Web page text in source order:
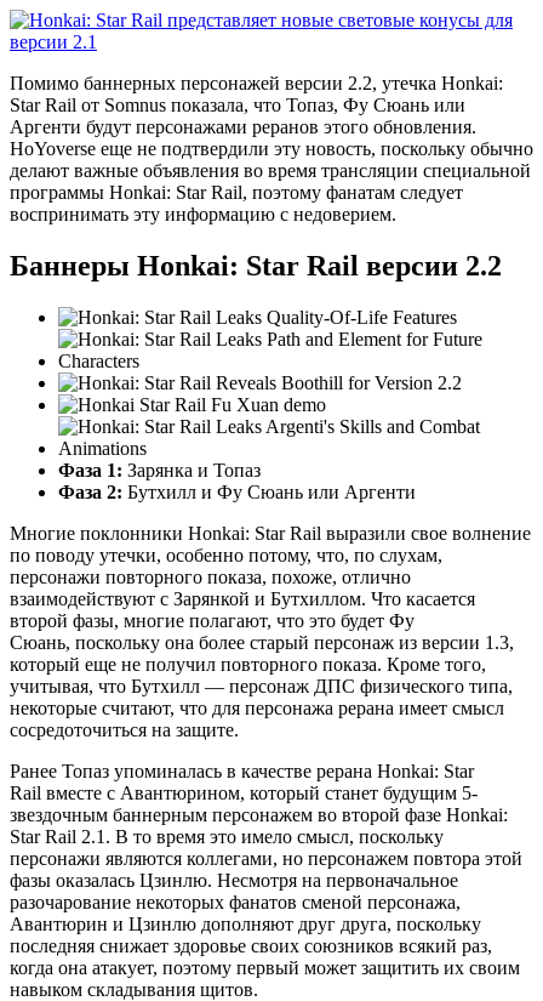
Помимо баннерных персонажей версии 2.2, утечка Honkai:
Star Rail от Somnus показала, что Топаз, Фу Сюань или
Аргенти будут персонажами реранов этого обновления.
HoYoverse еще не подтвердили эту новость, поскольку обычно
делают важные объявления во время трансляции специальной
программы Honkai: Star Rail, поэтому фанатам следует
воспринимать эту информацию с недоверием.
Баннеры Honkai: Star Rail версии 2.2
Фаза 1: Зарянка и Топаз
Фаза 2: Бутхилл и Фу Сюань или Аргенти
Многие поклонники Honkai: Star Rail выразили свое волнение
по поводу утечки, особенно потому, что, по слухам,
персонажи повторного показа, похоже, отлично
взаимодействуют с Зарянкой и Бутхиллом. Что касается
второй фазы, многие полагают, что это будет Фу
Сюань, поскольку она более старый персонаж из версии 1.3,
который еще не получил повторного показа. Кроме того,
учитывая, что Бутхилл — персонаж ДПС физического типа,
некоторые считают, что для персонажа рерана имеет смысл
сосредоточиться на защите.
Ранее Топаз упоминалась в качестве рерана Honkai: Star
Rail вместе с Авантюрином, который станет будущим 5-
звездочным баннерным персонажем во второй фазе Honkai:
Star Rail 2.1. В то время это имело смысл, поскольку
персонажи являются коллегами, но персонажем повтора этой
фазы оказалась Цзинлю. Несмотря на первоначальное
разочарование некоторых фанатов сменой персонажа,
Авантюрин и Цзинлю дополняют друг друга, поскольку
последняя снижает здоровье своих союзников всякий раз,
когда она атакует, поэтому первый может защитить их своим
навыком складывания щитов.